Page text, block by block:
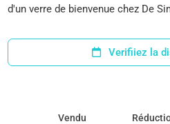
d'un verre de bienvenue chez De
Verifiiez la
Vendu